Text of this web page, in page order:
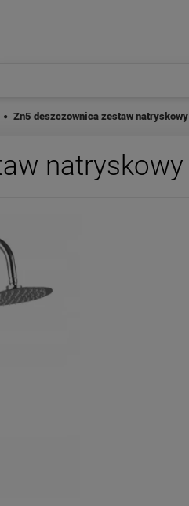
Zn5 deszczownica zestaw natryskowy
natryskowy